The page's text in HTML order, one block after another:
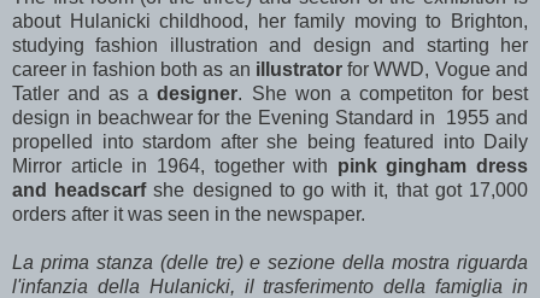
about Hulanicki childhood, her family moving to Brighton,
studying fashion illustration and design and starting her
career in fashion both as an illustratorfor WWD, Vogue and
Tatler and as adesigner. She won a competiton for best
design in beachwear for the Evening Standard in 1955 and
propelled into stardom after she being featured into Daily
Mirror article in 1964, together with pink gingham dress
and headscarfshe designed to go with it, that got 17,000
orders after it was seen in the newspaper.
La prima stanza (delle tre) e sezione della mostra riguarda
l'infanzia della Hulanicki, il trasferimento della famiglia in